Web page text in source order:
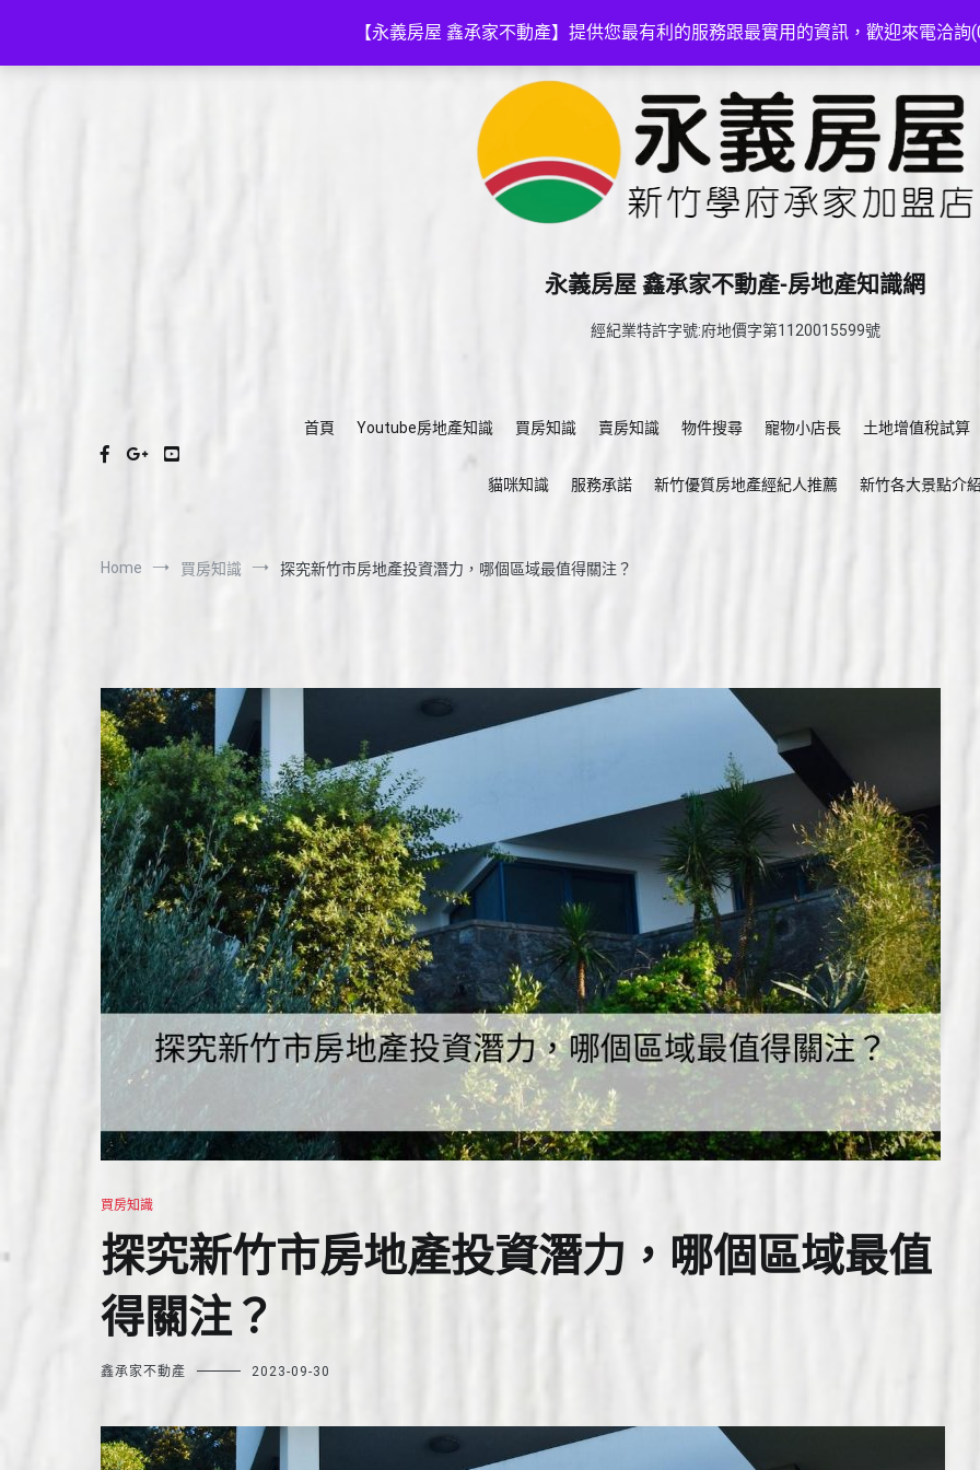
【永義房屋 鑫承家不動產】提供您最有利的服務跟最實用的資訊，歡迎來電洽
a035753111@gmail.com
永義房屋 鑫承家不動產-房地產知識網
經紀業特許字號:府地價字第1120015599號
首頁 Youtube房地產知識 買房知識 賣房知識 物件搜尋 寵物小店長 土地增值稅試算
貓咪知識 服務承諾 新竹優質房地產經紀人推薦 新竹各大景點介
Home 買房知識 探究新竹市房地產投資潛力，哪個區域最值得關注？
買房知識
探究新竹市房地產投資潛力，哪個區域最值
得關注？
鑫承家不動產 2023-09-30